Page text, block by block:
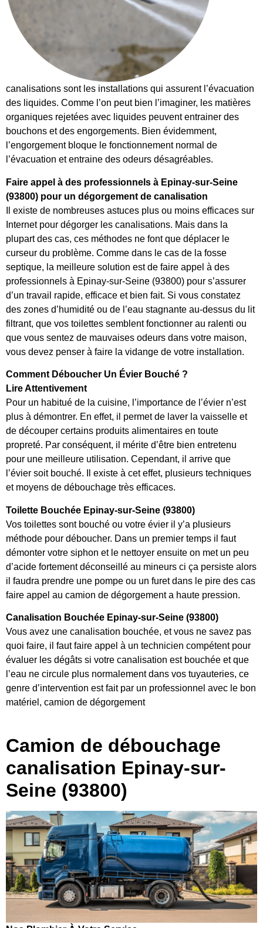
canalisations sont les installations qui assurent l’évacuation
des liquides. Comme l’on peut bien l’imaginer, les matières
organiques rejetées avec liquides peuvent entrainer des
bouchons et des engorgements. Bien évidemment,
l’engorgement bloque le fonctionnement normal de
l’évacuation et entraine des odeurs désagréables.
Faire appel à des professionnels à Epinay-sur-Seine
(93800) pour un dégorgement de canalisation
Il existe de nombreuses astuces plus ou moins efficaces sur
Internet pour dégorger les canalisations. Mais dans la
plupart des cas, ces méthodes ne font que déplacer le
curseur du problème. Comme dans le cas de la fosse
septique, la meilleure solution est de faire appel à des
professionnels à Epinay-sur-Seine (93800) pour s’assurer
d’un travail rapide, efficace et bien fait. Si vous constatez
des zones d’humidité ou de l’eau stagnante au-dessus du lit
filtrant, que vos toilettes semblent fonctionner au ralenti ou
que vous sentez de mauvaises odeurs dans votre maison,
vous devez penser à faire la vidange de votre installation.
Comment Déboucher Un Évier Bouché ?
Lire Attentivement
Pour un habitué de la cuisine, l’importance de l’évier n’est
plus à démontrer. En effet, il permet de laver la vaisselle et
de découper certains produits alimentaires en toute
propreté. Par conséquent, il mérite d’être bien entretenu
pour une meilleure utilisation. Cependant, il arrive que
l’évier soit bouché. Il existe à cet effet, plusieurs techniques
et moyens de débouchage très efficaces.
Toilette Bouchée Epinay-sur-Seine (93800)
Vos toilettes sont bouché ou votre évier il y’a plusieurs
méthode pour déboucher. Dans un premier temps il faut
démonter votre siphon et le nettoyer ensuite on met un peu
d’acide fortement déconseillé au mineurs ci ça persiste alors
il faudra prendre une pompe ou un furet dans le pire des cas
faire appel au camion de dégorgement a haute pression.
Canalisation Bouchée Epinay-sur-Seine (93800)
Vous avez une canalisation bouchée, et vous ne savez pas
quoi faire, il faut faire appel à un technicien compétent pour
évaluer les dégâts si votre canalisation est bouchée et que
l’eau ne circule plus normalement dans vos tuyauteries, ce
genre d’intervention est fait par un professionnel avec le bon
matériel, camion de dégorgement
Camion de débouchage
canalisation Epinay-sur-
Seine (93800)